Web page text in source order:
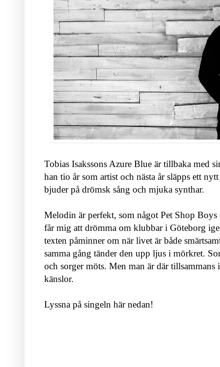
Tobias Isakssons Azure Blue är tillbaka med
han tio år som artist och nästa år släpps ett
bjuder på drömsk sång och mjuka synthar.
Melodin är perfekt, som något Pet Shop
får mig att drömma om klubbar i Göteborg
texten påminner om när livet är både
samma gång tänder den upp ljus i mörkret.
och sorger möts. Men man är där tillsammans
känslor.
Lyssna på singeln här nedan!